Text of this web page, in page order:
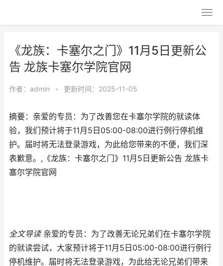
《龙族：卡塞尔之门》11月5日更新公
告 龙族卡塞尔学院官网
作者： admin • 更新时间：2025-11-05
摘要：亲爱的专员：为了改善您在卡塞尔学院的就读体
验，我们预计将于11月5日05:00-08:00进行例行停机维
护。届时将无法登录游戏，为此给您带来的不便，我们深
表歉意。,《龙族：卡塞尔之门》11月5日更新公告 龙族卡
塞尔学院官网
全文导读亲爱的专员：为了改善无论兄弟们在卡塞尔学院
的就读尝试，大家预计将于11月5日05:00-08:00进行例行
停机维护。届时将无法登录游戏，为此给无论兄弟们带来